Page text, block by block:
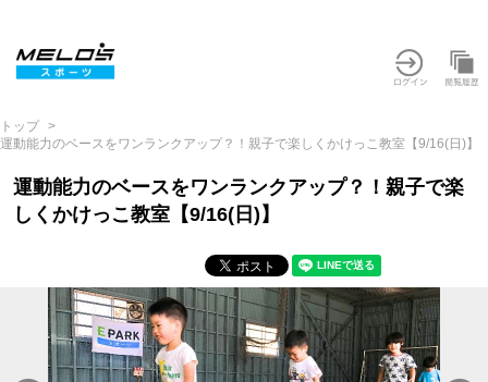
トップ
運動能力のベースをワンランクアップ？！親子で楽しくかけっこ教室【9/16(日)】
運動能力のベースをワンランクアップ？！親子で楽
しくかけっこ教室【9/16(日)】